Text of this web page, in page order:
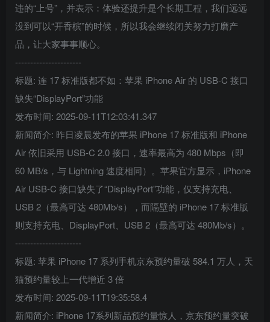
违的“上号”，并表示：体验还提升是个长期工程，我们远远
没到可以“开香槟”的时候，所以我会继续闭关努力打磨产
品，让大家事事顺心。
----------------------
标题: 连 17 标准版都不如：苹果 iPhone Air 的 USB-C 接口
缺失“DisplayPort”功能
发布时间: 2025-09-11T12:03:41.347
新闻简介: 昨日凌晨发布的苹果 iPhone 17 标准版和 iPhone
Air 依旧采用 USB-C 2.0 接口，速率最高为 480 Mbps（即
60 MB/s，与 Lightning 速度相同）。苹果官方显示，iPhone
Air USB-C 接口缺失了“DisplayPort”功能，仅支持充电、
USB 2（最高可达 480Mb/s），而隔壁的 iPhone 17 标准版
则支持充电、DisplayPort、USB 2（最高可达 480Mb/s）。
----------------------
标题: 苹果 iPhone 17 系列手机京东预约量破 584.1 万人，天
猫预约量较上一代增近 3 倍
发布时间: 2025-09-11T19:35:58.4
新闻简介: iPhone 17系列新品预约量惊人，京东预约量突破